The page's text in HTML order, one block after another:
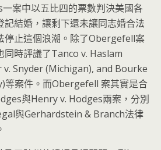
案中以五比四的票數判決美國各
記結婚，讓剩下還未讓同志婚合法
停止這個浪潮。除了Obergefell案
同時評議了Tanco v. Haslam
Snyder (Michigan), and Bourke
等案件。而Obergefell 案其實是合
與Henry v. Hodges兩案，分別
與Gerhardstein & Branch法律